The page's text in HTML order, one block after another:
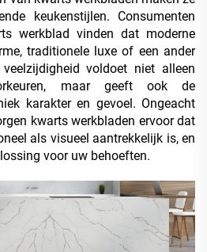
keukenstijlen. Consumenten
werkblad vinden dat moderne
traditionele luxe of een ander
voldoet niet alleen
maar geeft ook de
karakter en gevoel. Ongeacht
kwarts werkbladen ervoor dat
als visueel aantrekkelijk is, en
voor uw behoeften.